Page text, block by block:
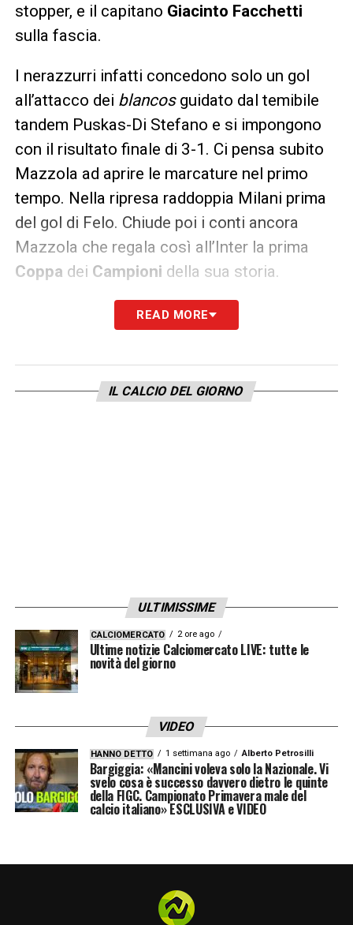
stopper, e il capitano Giacinto Facchetti
sulla fascia.
I nerazzurri infatti concedono solo un gol
all’attacco dei blancos guidato dal temibile
tandem Puskas-Di Stefano e si impongono
con il risultato finale di 3-1. Ci pensa subito
Mazzola ad aprire le marcature nel primo
tempo. Nella ripresa raddoppia Milani prima
del gol di Felo. Chiude poi i conti ancora
Mazzola che regala così all’Inter la prima
Coppa dei Campioni della sua storia.
LA PLAYLIST DELLE NOSTRE TOP NEWS
READ MORE
IL CALCIO DEL GIORNO
ULTIMISSIME
CALCIOMERCATO 2 ore ago
Ultime notizie Calciomercato LIVE: tutte le
novità del giorno
VIDEO
HANNO DETTO 1 settimana ago Alberto Petrosilli
Bargiggia: «Mancini voleva solo la Nazionale. Vi
svelo cosa è successo davvero dietro le quinte
della FIGC. Campionato Primavera male del
calcio italiano» ESCLUSIVA e VIDEO